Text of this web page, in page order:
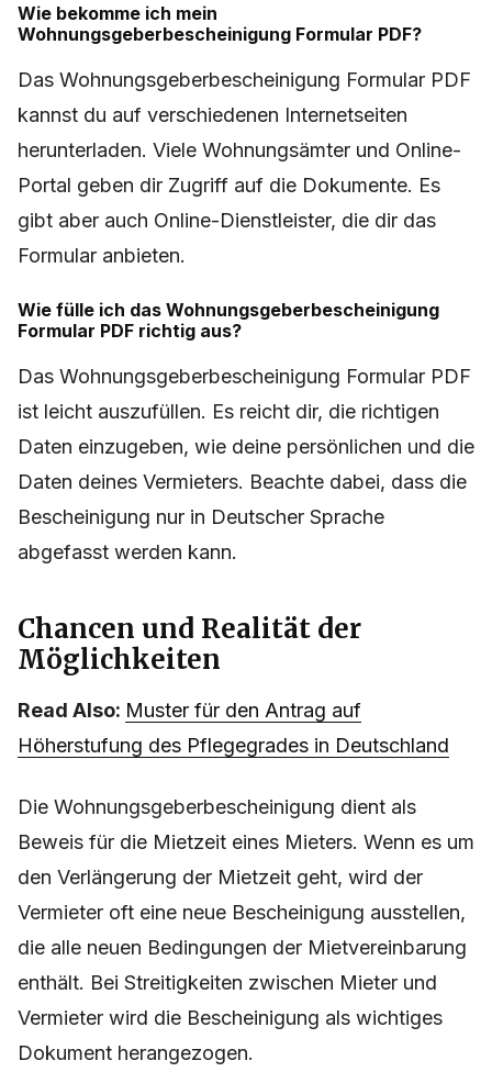
Wie bekomme ich mein
Wohnungsgeberbescheinigung Formular PDF?
Das Wohnungsgeberbescheinigung Formular PDF
kannst du auf verschiedenen Internetseiten
herunterladen. Viele Wohnungsämter und Online-
Portal geben dir Zugriff auf die Dokumente. Es
gibt aber auch Online-Dienstleister, die dir das
Formular anbieten.
Wie fülle ich das Wohnungsgeberbescheinigung
Formular PDF richtig aus?
Das Wohnungsgeberbescheinigung Formular PDF
ist leicht auszufüllen. Es reicht dir, die richtigen
Daten einzugeben, wie deine persönlichen und die
Daten deines Vermieters. Beachte dabei, dass die
Bescheinigung nur in Deutscher Sprache
abgefasst werden kann.
Chancen und Realität der
Möglichkeiten
Read Also: Muster für den Antrag auf
Höherstufung des Pflegegrades in Deutschland
Die Wohnungsgeberbescheinigung dient als
Beweis für die Mietzeit eines Mieters. Wenn es um
den Verlängerung der Mietzeit geht, wird der
Vermieter oft eine neue Bescheinigung ausstellen,
die alle neuen Bedingungen der Mietvereinbarung
enthält. Bei Streitigkeiten zwischen Mieter und
Vermieter wird die Bescheinigung als wichtiges
Dokument herangezogen.